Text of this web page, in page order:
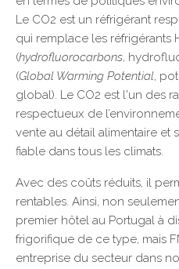
Le CO2 est un réfrigérant
qui remplace les réfrigérants
(hydrofluorocarbons ,
(Global Warming Potential ,
global). Le CO2 est l'un des
respectueux de
vente au détail alimentaire et
fiable dans tous les climats.
Avec des coûts réduits, il
rentables. Ainsi, non
premier hôtel au Portugal à
frigorifique de ce type, mais
entreprise du secteur dans